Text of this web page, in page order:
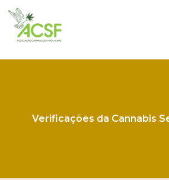
Verificações da Cannabis